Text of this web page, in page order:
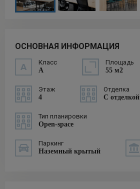
ОСНОВНАЯ ИНФОРМАЦИЯ
Класс
A
Площадь
55 м2
Этаж
4
Отделка
С отделкой
Тип планировки
Open-space
Паркинг
Наземный крытый